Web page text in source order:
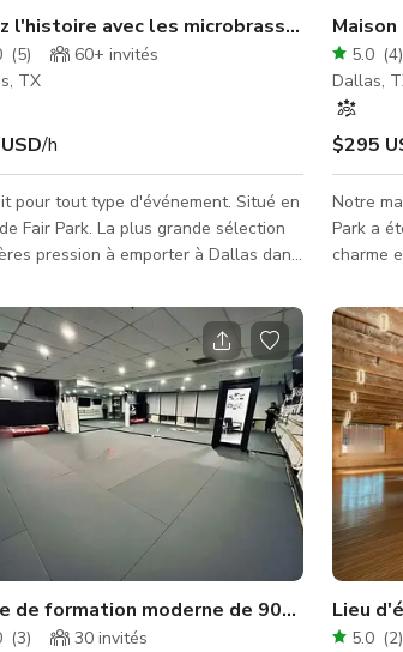
depuis une maison de 3 étages
l'histoire avec les microbrasseries à
(5) 60+ invités
TX
/h
pour tout type d'événement. Situé en
La plus grande sélection
pression à emporter à Dallas dans
de 30 robinets couvrent une
diversifiée de bières artisanales,
accent sur les microbrasseries du
et de la région de Dallas. Choisissez
notre large sélection de growlers de
ou apportez votre propre growler, et
le avec n'importe laquelle de nos
pre
5.0 (4)
Dallas,
$295
Notre
Park a
charme
et un
d'origine
Tudor
et art
places
de Dallas
de formation moderne de 900 pieds
(3) 30 invités
Lieu
5.0 (2)